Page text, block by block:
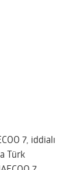
7, iddialı
Türk